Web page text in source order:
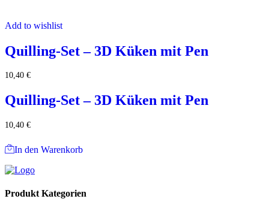
Add to wishlist
Quilling-Set – 3D Küken mit Pen
10,40 €
Quilling-Set – 3D Küken mit Pen
10,40 €
In den Warenkorb
Produkt Kategorien